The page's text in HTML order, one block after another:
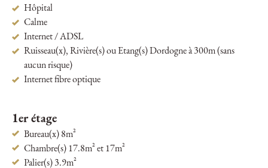
Hôpital
Calme
Internet / ADSL
Ruisseau(x), Rivière(s) ou Etang(s) Dordogne à 300m (sans
aucun risque)
Internet fibre optique
1er étage
Bureau(x) 8m²
Chambre(s) 17.8m² et 17m²
Palier(s) 3.9m²